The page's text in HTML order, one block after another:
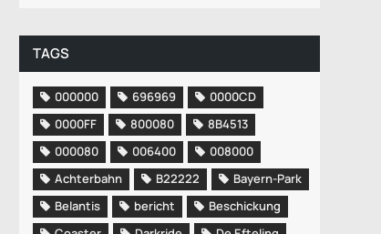
TAGS
000000 696969
0000CD
0000FF
800080
8B4513
000080
006400
008000
Achterbahn
B22222
Bayern-Park
Belantis
bericht
Beschickung